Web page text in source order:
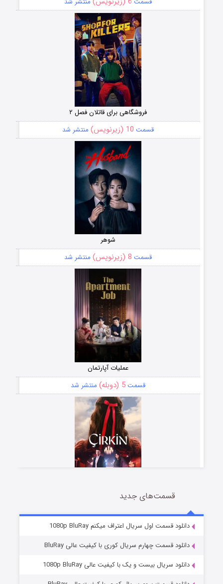
فروشگاهی برای قاتلان فصل ۲
قسمت 10 (زیرنویس) منتشر شد
شوهر
قسمت 8 (زیرنویس) منتشر شد
عملیات آپارتمان
قسمت5 (دوبله) منتشر شد
سریال زشت
قسمت2 (زیرنویس) منتشر شد
قسمت‌های جدید
دانلود قسمت اول سریال اعتراف میکنم 1080p BluRay
دانلود قسمت چهارم سریال کوری با کیفیت عالی BluRay
دانلود سریال بیست و یک با کیفیت عالی 1080p BluRay